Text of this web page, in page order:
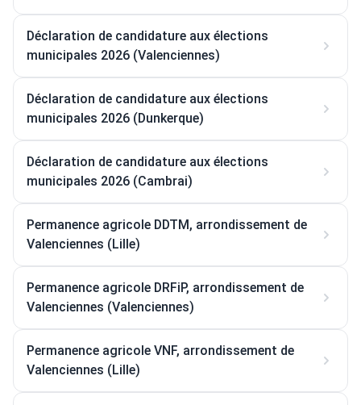
Déclaration de candidature aux élections
municipales 2026 (Valenciennes)
Déclaration de candidature aux élections
municipales 2026 (Dunkerque)
Déclaration de candidature aux élections
municipales 2026 (Cambrai)
Permanence agricole DDTM, arrondissement de
Valenciennes (Lille)
Permanence agricole DRFiP, arrondissement de
Valenciennes (Valenciennes)
Permanence agricole VNF, arrondissement de
Valenciennes (Lille)